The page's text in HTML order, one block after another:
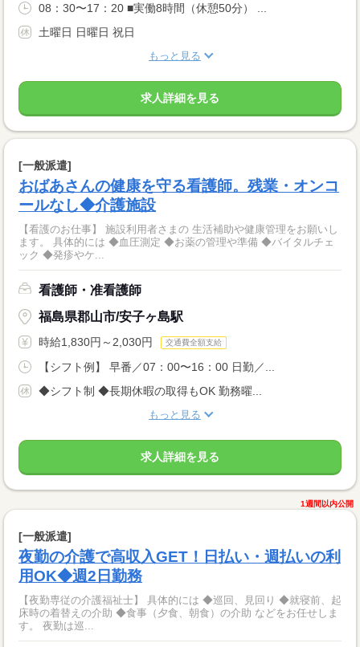
08：30〜17：20 ■実働8時間（休憩50分） ...
土曜日 日曜日 祝日
もっと見る
求人詳細を見る
[一般派遣]
おばあさんの健康を守る看護師。残業・オンコ
ールなし◆介護施設
【看護のお仕事】 施設利用者さまの 生活補助や健康管理をお願いし
ます。 具体的には ◆血圧測定 ◆お薬の管理や準備 ◆バイタルチェ
ック ◆発疹やケ...
看護師・准看護師
福島県郡山市/安子ヶ島駅
時給1,830円～2,030円 交通費全額支給
【シフト例】 早番／07：00〜16：00 日勤／...
◆シフト制 ◆長期休暇の取得もOK 勤務曜...
もっと見る
求人詳細を見る
1週間以内公開
[一般派遣]
夜勤の介護で高収入GET！日払い・週払いの利
用OK◆週2日勤務
【夜勤専従の介護福祉士】 具体的には ◆巡回、見回り ◆就寝前、起
床時の着替えの介助 ◆食事（夕食、朝食）の介助 などをお任せしま
す。 夜勤は巡...